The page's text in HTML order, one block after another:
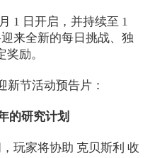
1 日开启，并持续至 1
来全新的每日挑战、独
励。
新节活动预告片：
的研究计划
玩家将协助 克贝斯利 收